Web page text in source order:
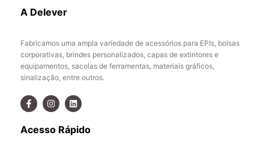
A Delever
Fabricamos uma ampla variedade de acessórios para EPIs, bolsas
corporativas, brindes personalizados, capas de extintores e
equipamentos, sacolas de ferramentas, materiais gráficos,
sinalização, entre outros.
Acesso Rápido